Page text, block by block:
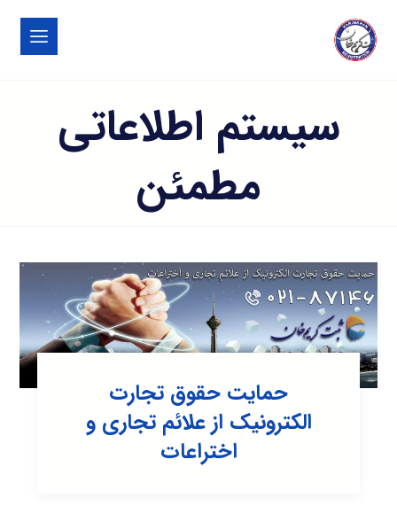
سیستم اطلاعاتی
مطمئن
حمایت حقوق تجارت
الکترونیک از علائم تجاری و
اختراعات